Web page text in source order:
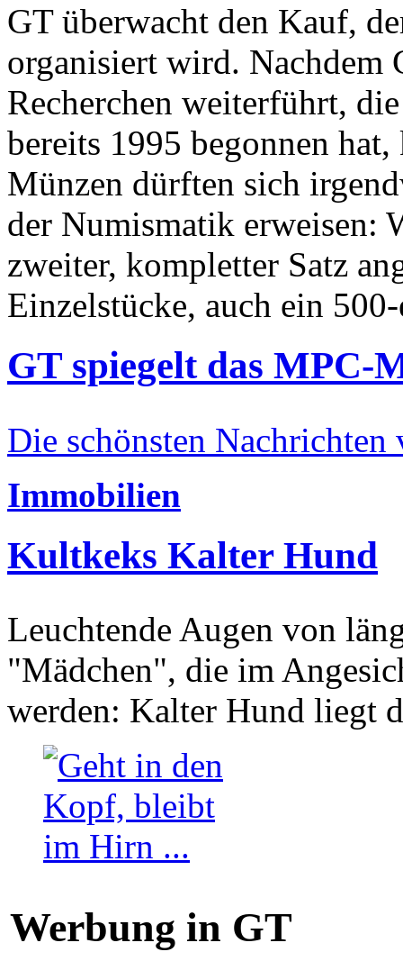
GT überwacht den Kauf,
organisiert wird. Nachdem
Recherchen weiterführt,
bereits 1995 begonnen
Münzen dürften sich
der Numismatik erweisen:
zweiter, kompletter Satz
Einzelstücke, auch ein
GT spiegelt das MPC-
Die schönsten Nachrichten
Immobilien
Kultkeks Kalter Hund
Leuchtende Augen von
"Mädchen", die im
werden: Kalter Hund liegt
Werbung in GT